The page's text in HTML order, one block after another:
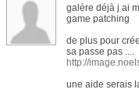
galère déjà j ai
game patching
de plus pour
sa passe pas ....
http://
une aide serais